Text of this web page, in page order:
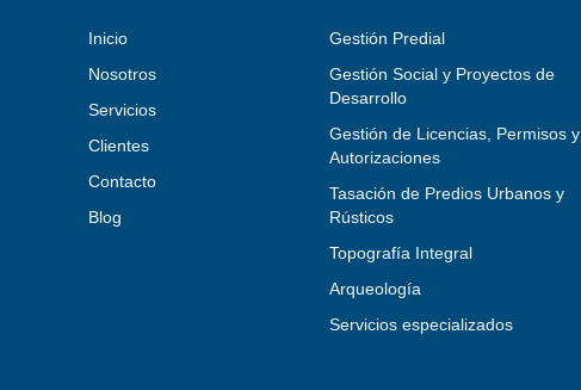
Inicio
Nosotros
Servicios
Clientes
Contacto
Blog
Gestión Predial
Gestión Social y Proyectos de
Desarrollo
Gestión de Licencias, Permisos y
Autorizaciones
Tasación de Predios Urbanos y
Rústicos
Topografía Integral
Arqueología
Servicios especializados